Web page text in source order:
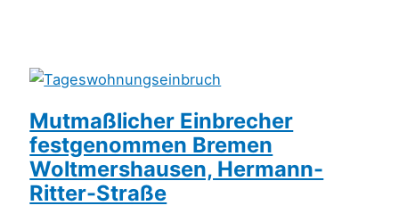
Mutmaßlicher Einbrecher
festgenommen Bremen
Woltmershausen, Hermann-
Ritter-Straße